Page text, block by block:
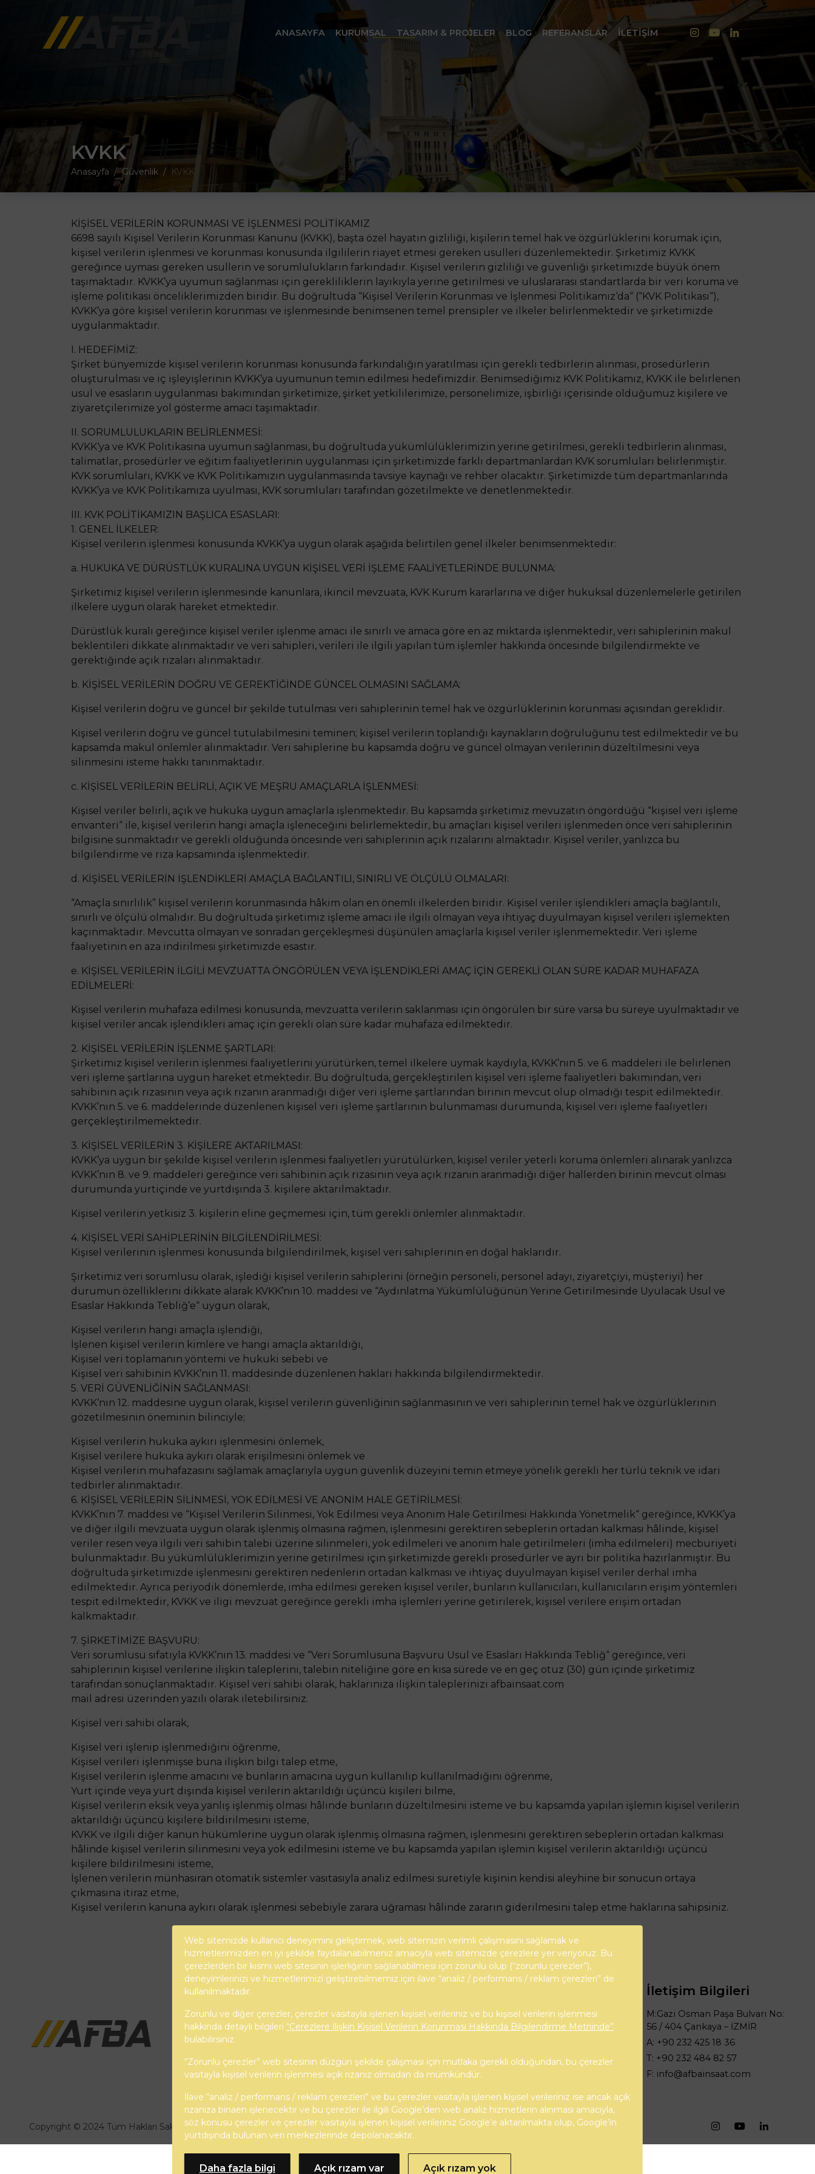
ANASAYFA KURUMSAL TASARIM & PROJELER BLOG REFERANSLAR İLETIŞIM
KVKK
Anasayfa Güvenlik KVKK
KİŞİSEL VERİLERİN KORUNMASI VE İŞLENMESİ POLİTİKAMIZ
6698 sayılı Kişisel Verilerin Korunması Kanunu (KVKK), başta özel hayatın gizliliği, kişilerin temel hak ve özgürlüklerini korumak için,
kişisel verilerin işlenmesi ve korunması konusunda ilgililerin riayet etmesi gereken usulleri düzenlemektedir. Şirketimiz KVKK
gereğince uyması gereken usullerin ve sorumlulukların farkındadır. Kişisel verilerin gizliliği ve güvenliği şirketimizde büyük önem
taşımaktadır. KVKK’ya uyumun sağlanması için gerekliliklerin layıkıyla yerine getirilmesi ve uluslararası standartlarda bir veri koruma ve
işleme politikası önceliklerimizden biridir. Bu doğrultuda “Kişisel Verilerin Korunması ve İşlenmesi Politikamız‘da“ (“KVK Politikası“),
KVKK’ya göre kişisel verilerin korunması ve işlenmesinde benimsenen temel prensipler ve ilkeler belirlenmektedir ve şirketimizde
uygulanmaktadır.
I. HEDEFİMİZ:
Şirket bünyemizde kişisel verilerin korunması konusunda farkındalığın yaratılması için gerekli tedbirlerin alınması, prosedürlerin
oluşturulması ve iç işleyişlerinin KVKK’ya uyumunun temin edilmesi hedefimizdir. Benimsediğimiz KVK Politikamız, KVKK ile belirlenen
usul ve esasların uygulanması bakımından şirketimize, şirket yetkililerimize, personelimize, işbirliği içerisinde olduğumuz kişilere ve
ziyaretçilerimize yol gösterme amacı taşımaktadır.
II. SORUMLULUKLARIN BELİRLENMESİ:
KVKK‘ya ve KVK Politikasına uyumun sağlanması, bu doğrultuda yükümlülüklerimizin yerine getirilmesi, gerekli tedbirlerin alınması,
talimatlar, prosedürler ve eğitim faaliyetlerinin uygulanması için şirketimizde farklı departmanlardan KVK sorumluları belirlenmiştir.
KVK sorumluları, KVKK ve KVK Politikamızın uygulanmasında tavsiye kaynağı ve rehber olacaktır. Şirketimizde tüm departmanlarında
KVKK’ya ve KVK Politikamıza uyulması, KVK sorumluları tarafından gözetilmekte ve denetlenmektedir.
III. KVK POLİTİKAMIZIN BAŞLICA ESASLARI:
1. GENEL İLKELER:
Kişisel verilerin işlenmesi konusunda KVKK’ya uygun olarak aşağıda belirtilen genel ilkeler benimsenmektedir:
a. HUKUKA VE DÜRÜSTLÜK KURALINA UYGUN KİŞİSEL VERİ İŞLEME FAALİYETLERİNDE BULUNMA:
Şirketimiz kişisel verilerin işlenmesinde kanunlara, ikincil mevzuata, KVK Kurum kararlarına ve diğer hukuksal düzenlemelerle getirilen
ilkelere uygun olarak hareket etmektedir.
Dürüstlük kuralı gereğince kişisel veriler işlenme amacı ile sınırlı ve amaca göre en az miktarda işlenmektedir, veri sahiplerinin makul
beklentileri dikkate alınmaktadır ve veri sahipleri, verileri ile ilgili yapılan tüm işlemler hakkında öncesinde bilgilendirmekte ve
gerektiğinde açık rızaları alınmaktadır.
b. KİŞİSEL VERİLERİN DOĞRU VE GEREKTİĞİNDE GÜNCEL OLMASINI SAĞLAMA:
Kişisel verilerin doğru ve güncel bir şekilde tutulması veri sahiplerinin temel hak ve özgürlüklerinin korunması açısından gereklidir.
Kişisel verilerin doğru ve güncel tutulabilmesini teminen; kişisel verilerin toplandığı kaynakların doğruluğunu test edilmektedir ve bu
kapsamda makul önlemler alınmaktadır. Veri sahiplerine bu kapsamda doğru ve güncel olmayan verilerinin düzeltilmesini veya
silinmesini isteme hakkı tanınmaktadır.
c. KİŞİSEL VERİLERİN BELİRLİ, AÇIK VE MEŞRU AMAÇLARLA İŞLENMESİ:
Kişisel veriler belirli, açık ve hukuka uygun amaçlarla işlenmektedir. Bu kapsamda şirketimiz mevuzatın öngördüğü “kişisel veri işleme
envanteri“ ile, kişisel verilerin hangi amaçla işleneceğini belirlemektedir, bu amaçları kişisel verileri işlenmeden önce veri sahiplerinin
bilgisine sunmaktadır ve gerekli olduğunda öncesinde veri sahiplerinin açık rızalarını almaktadır. Kişisel veriler, yanlızca bu
bilgilendirme ve rıza kapsamında işlenmektedir.
d. KİŞİSEL VERİLERİN İŞLENDİKLERİ AMAÇLA BAĞLANTILI, SINIRLI VE ÖLÇÜLÜ OLMALARI:
“Amaçla sınırlılık” kişisel verilerin korunmasında hâkim olan en önemli ilkelerden biridir. Kişisel veriler işlendikleri amaçla bağlantılı,
sınırlı ve ölçülü olmalıdır. Bu doğrultuda şirketimiz işleme amacı ile ilgili olmayan veya ihtiyaç duyulmayan kişisel verileri işlemekten
kaçınmaktadır. Mevcutta olmayan ve sonradan gerçekleşmesi düşünülen amaçlarla kişisel veriler işlenmemektedir. Veri işleme
faaliyetinin en aza indirilmesi şirketimizde esastır.
e. KİŞİSEL VERİLERİN İLGİLİ MEVZUATTA ÖNGÖRÜLEN VEYA İŞLENDİKLERİ AMAÇ İÇİN GEREKLİ OLAN SÜRE KADAR MUHAFAZA
EDİLMELERİ:
Kişisel verilerin muhafaza edilmesi konusunda, mevzuatta verilerin saklanması için öngörülen bir süre varsa bu süreye uyulmaktadır ve
kişisel veriler ancak işlendikleri amaç için gerekli olan süre kadar muhafaza edilmektedir.
2. KİŞİSEL VERİLERİN İŞLENME ŞARTLARI:
Şirketimiz kişisel verilerin işlenmesi faaliyetlerini yürütürken, temel ilkelere uymak kaydıyla, KVKK’nın 5. ve 6. maddeleri ile belirlenen
veri işleme şartlarına uygun hareket etmektedir. Bu doğrultuda, gerçekleştirilen kişisel veri işleme faaliyetleri bakımından, veri
sahibinin açık rızasının veya açık rızanın aranmadığı diğer veri işleme şartlarından birinin mevcut olup olmadığı tespit edilmektedir.
KVKK’nın 5. ve 6. maddelerinde düzenlenen kişisel veri işleme şartlarının bulunmaması durumunda, kişisel veri işleme faaliyetleri
gerçekleştirilmemektedir.
3. KİŞİSEL VERİLERİN 3. KİŞİLERE AKTARILMASI:
KVKK’ya uygun bir şekilde kişisel verilerin işlenmesi faaliyetleri yürütülürken, kişisel veriler yeterli koruma önlemleri alınarak yanlızca
KVKK’nın 8. ve 9. maddeleri gereğince veri sahibinin açık rızasının veya açık rızanın aranmadığı diğer hallerden birinin mevcut olması
durumunda yurtiçinde ve yurtdışında 3. kişilere aktarılmaktadır.
Kişisel verilerin yetkisiz 3. kişilerin eline geçmemesi için, tüm gerekli önlemler alınmaktadır.
4. KİŞİSEL VERİ SAHİPLERİNİN BİLGİLENDİRİLMESİ:
Kişisel verilerinin işlenmesi konusunda bilgilendirilmek, kişisel veri sahiplerinin en doğal haklarıdır.
Şirketimiz veri sorumlusu olarak, işlediği kişisel verilerin sahiplerini (örneğin personeli, personel adayı, ziyaretçiyi, müşteriyi) her
durumun özelliklerini dikkate alarak KVKK’nın 10. maddesi ve “Aydınlatma Yükümlülüğünün Yerine Getirilmesinde Uyulacak Usul ve
Esaslar Hakkında Tebliğ’e“ uygun olarak,
Kişisel verilerin hangi amaçla işlendiği,
İşlenen kişisel verilerin kimlere ve hangi amaçla aktarıldığı,
Kişisel veri toplamanın yöntemi ve hukuki sebebi ve
Kişisel veri sahibinin KVKK’nın 11. maddesinde düzenlenen hakları hakkında bilgilendirmektedir.
5. VERİ GÜVENLİĞİNİN SAĞLANMASI:
KVKK‘nın 12. maddesine uygun olarak, kişisel verilerin güvenliğinin sağlanmasının ve veri sahiplerinin temel hak ve özgürlüklerinin
gözetilmesinin öneminin bilinciyle;
Kişisel verilerin hukuka aykırı işlenmesini önlemek,
Kişisel verilere hukuka aykırı olarak erişilmesini önlemek ve
Kişisel verilerin muhafazasını sağlamak amaçlarıyla uygun güvenlik düzeyini temin etmeye yönelik gerekli her türlü teknik ve idari
tedbirler alınmaktadır.
6. KİŞİSEL VERİLERİN SİLİNMESİ, YOK EDİLMESİ VE ANONİM HALE GETİRİLMESİ:
KVKK’nın 7. maddesi ve “Kişisel Verilerin Silinmesi, Yok Edilmesi veya Anonim Hale Getirilmesi Hakkında Yönetmelik“ gereğince, KVKK’ya
ve diğer ilgili mevzuata uygun olarak işlenmiş olmasına rağmen, işlenmesini gerektiren sebeplerin ortadan kalkması hâlinde, kişisel
veriler resen veya ilgili veri sahibin talebi üzerine silinmeleri, yok edilmeleri ve anonim hale getirilmeleri (imha edilmeleri) mecburiyeti
bulunmaktadır. Bu yükümlülüklerimizin yerine getirilmesi için şirketimizde gerekli prosedürler ve ayrı bir politika hazırlanmıştır. Bu
doğrultuda şirketimizde işlenmesini gerektiren nedenlerin ortadan kalkması ve ihtiyaç duyulmayan kişisel veriler derhal imha
edilmektedir. Ayrıca periyodik dönemlerde, imha edilmesi gereken kişisel veriler, bunların kullanıcıları, kullanıcıların erişim yöntemleri
tespit edilmektedir, KVKK ve iligi mevzuat gereğince gerekli imha işlemleri yerine getirilerek, kişisel verilere erişim ortadan
kalkmaktadır.
7. ŞİRKETİMİZE BAŞVURU:
Veri sorumlusu sıfatıyla KVKK’nın 13. maddesi ve “Veri Sorumlusuna Başvuru Usul ve Esasları Hakkında Tebliğ“ gereğince, veri
sahiplerinin kişisel verilerine ilişkin taleplerini, talebin niteliğine göre en kısa sürede ve en geç otuz (30) gün içinde şirketimiz
tarafından sonuçlanmaktadır. Kişisel veri sahibi olarak, haklarınıza ilişkin taleplerinizi afbainsaat.com
mail adresi üzerinden yazılı olarak iletebilirsiniz.
Kişisel veri sahibi olarak,
Kişisel veri işlenip işlenmediğini öğrenme,
Kişisel verileri işlenmişse buna ilişkin bilgi talep etme,
Kişisel verilerin işlenme amacını ve bunların amacına uygun kullanılıp kullanılmadığını öğrenme,
Yurt içinde veya yurt dışında kişisel verilerin aktarıldığı üçüncü kişileri bilme,
Kişisel verilerin eksik veya yanlış işlenmiş olması hâlinde bunların düzeltilmesini isteme ve bu kapsamda yapılan işlemin kişisel verilerin
aktarıldığı üçüncü kişilere bildirilmesini isteme,
KVKK ve ilgili diğer kanun hükümlerine uygun olarak işlenmiş olmasına rağmen, işlenmesini gerektiren sebeplerin ortadan kalkması
hâlinde kişisel verilerin silinmesini veya yok edilmesini isteme ve bu kapsamda yapılan işlemin kişisel verilerin aktarıldığı üçüncü
kişilere bildirilmesini isteme,
İşlenen verilerin münhasıran otomatik sistemler vasıtasıyla analiz edilmesi suretiyle kişinin kendisi aleyhine bir sonucun ortaya
çıkmasına itiraz etme,
Kişisel verilerin kanuna aykırı olarak işlenmesi sebebiyle zarara uğraması hâlinde zararın giderilmesini talep etme haklarına sahipsiniz.
AFBA İnşaat
Firmamız giderek artan iş yoğunluğu ile sağlam uzun
vadeli planlarla çalışan girişimci ve dinamik kadrosu
ile uzman proje ve danışmanlık konularını da içeren
kadar gerçekleştirdiği işlerle gurur duymaktadır.
KURUMSAL
TASARIM & PROJE
İLETİŞİM
Çerez Politikası
Gizlilik Politikası
İletişim Bilgileri
M:Gazi Osman Paşa Bulvarı No:
56 / 404 Çankaya – İZMİR
A: +90 232 425 18 36
T: +90 232 484 82 57
F: info@afbainsaat.com
Copyright © 2024 Tüm Hakları Saklıdır.
Web sitemizde kullanıcı deneyimini geliştirmek, web sitemizin verimli çalışmasını sağlamak ve
hizmetlerimizden en iyi şekilde faydalanabilmeniz amacıyla web sitemizde çerezlere yer veriyoruz. Bu
çerezlerden bir kısmı web sitesinin işlerliğinin sağlanabilmesi için zorunlu olup (“zorunlu çerezler”),
deneyimlerinizi ve hizmetlerimizi geliştirebilmemiz için ilave “analiz / performans / reklam çerezleri” de
kullanılmaktadır.
Zorunlu ve diğer çerezler, çerezler vasıtayla işlenen kişisel verileriniz ve bu kişisel verilerin işlenmesi
hakkında detaylı bilgileri “Çerezlere İlişkin Kişisel Verilerin Korunması Hakkında Bilgilendirme Metninde”
bulabilirsiniz.
“Zorunlu çerezler” web sitesinin düzgün şekilde çalışması için mutlaka gerekli olduğundan, bu çerezler
vasıtayla kişisel verilerin işlenmesi açık rızanız olmadan da mümkündür.
İlave “analiz / performans / reklam çerezleri” ve bu çerezler vasıtayla işlenen kişisel verileriniz ise ancak açık
rızanıza binaen işlenecektir ve bu çerezler ile ilgili Google’den web analiz hizmetlerin alınması amacıyla,
söz konusu çerezler ve çerezler vasıtayla işlenen kişisel verileriniz Google’e aktarılmakta olup, Google’in
yurtdışında bulunan veri merkezlerinde depolanacaktır.
Daha fazla bilgi Açık rızam var Açık rızam yok